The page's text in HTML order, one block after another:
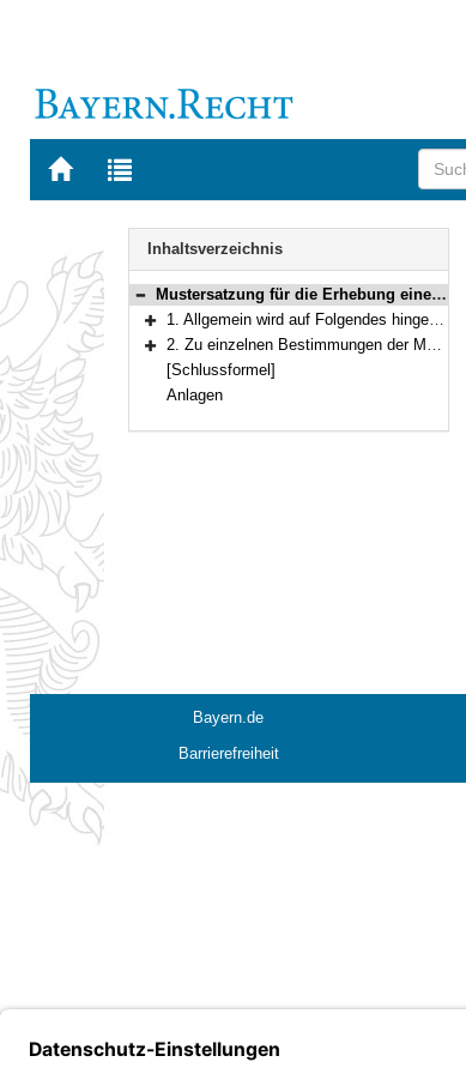
Zur
BAYERN.RECHT
Zur
letzten
Navigation
Inhaltsverzeichnis
Bereich reduzieren
Mustersatzung für die Erhebung eines Kurbeitrages
Bereich erweitern
1. Allgemein wird auf Folgendes hingewiesen:
Bereich erweitern
2. Zu einzelnen Bestimmungen der Mustersatzung wird Folgendes bemerkt:
[Schlussformel]
Anlagen
Bayern.de
Barrierefreiheit